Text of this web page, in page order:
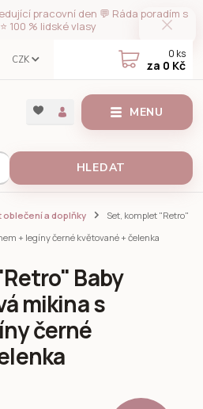
pracovní den 💬 Ráda poradím s
100 % lidské vlasy
MENU
CZK
HLEDAT
0 ks
za 0 Kč
a doplňky
Set, komplet "Retro"
+ legíny černé květované + čelenka
Baby
mikina s
černé